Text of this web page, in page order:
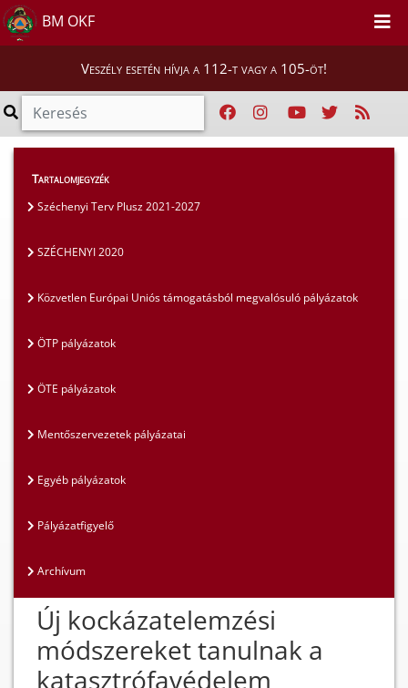
BM OKF
Veszély esetén hívja a 112-t vagy a 105-öt!
Szakmai tájékoztatók
Egyéb pályázatok
Tartalomjegyzék
Széchenyi Terv Plusz 2021-2027
SZÉCHENYI 2020
Közvetlen Európai Uniós támogatásból megvalósuló pályázatok
ÖTP pályázatok
ÖTE pályázatok
Mentőszervezetek pályázatai
Egyéb pályázatok
Pályázatfigyelő
Archívum
Új kockázatelemzési
módszereket tanulnak a
katasztrófavédelem